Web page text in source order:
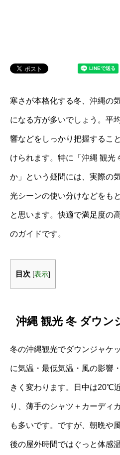
寒さが本格化する冬、沖縄の
になる方が多いでしょう。平
響などをしっかり把握するこ
けられます。特に「沖縄 観光
か」という疑問には、実際の
光シーンの使い分けなどをも
と思います。快適で満足度の
のガイドです。
目次 [表示]
沖縄 観光 冬 ダウン
冬の沖縄観光でダウンジャケ
に気温・最低気温・風の影響
きく変わります。日中は20℃
り、薄手のシャツ＋カーディ
も多いです。ですが、朝晩や
後の屋外時間ではぐっと体感